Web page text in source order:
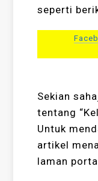
seperti
Sekian
tentang
Untuk
artikel
laman